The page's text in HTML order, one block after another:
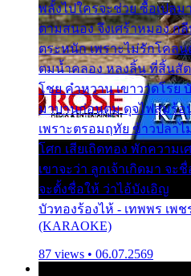
พลั้งไปใครจะช่วย ซื้อเปลม
ตามสนอง จึงเศร้าหมอง ก
ตระหนัก เพราะไม่รักโคล
ตมน้ำคลอง หลงลิ้น ที่สิ้นสั
โชย คำหวาน เขาวาดโรย
มาบานก่อนตูม ดุจไฟสุมร้อ
เพราะตรอมฤทัย ข้าวปลาไ
โศก เสียเถิดทอง พักความเ
เขาจะว่า ลูกเจ้าเกิดมา จะ
จะตั้งชื่อให้ ว่าไอ้บังเอิญ
บัวทองร้องไห้ - เทพพร เพ
(KARAOKE)
87 views • 06.07.2569